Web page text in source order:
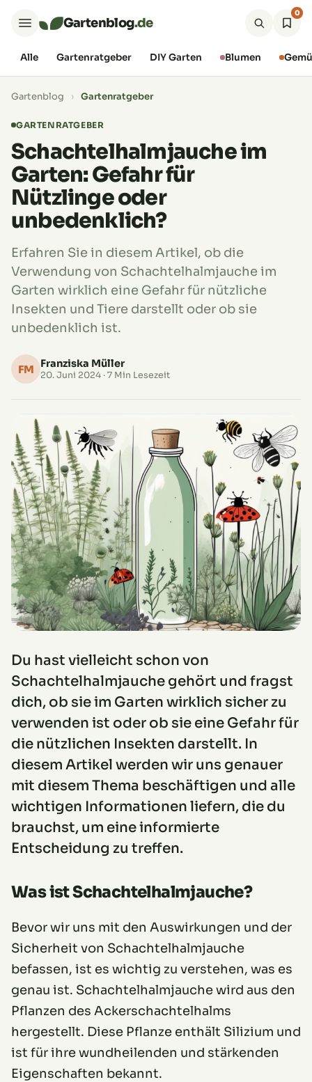
Gartenblog.de
0
Alle Gartenratgeber DIY Garten Blumen
Gartenblog › Gartenratgeber
GARTENRATGEBER
Schachtelhalmjauche im
Garten: Gefahr für
Nützlinge oder
unbedenklich?
Erfahren Sie in diesem Artikel, ob die
Verwendung von Schachtelhalmjauche im
Garten wirklich eine Gefahr für nützliche
Insekten und Tiere darstellt oder ob sie
unbedenklich ist.
FM Franziska Müller
20. Juni 2024 · 7 Min Lesezeit
Du hast vielleicht schon von
Schachtelhalmjauche gehört und fragst
dich, ob sie im Garten wirklich sicher zu
verwenden ist oder ob sie eine Gefahr für
die nützlichen Insekten darstellt. In
diesem Artikel werden wir uns genauer
mit diesem Thema beschäftigen und alle
wichtigen Informationen liefern, die du
brauchst, um eine informierte
Entscheidung zu treffen.
Was ist Schachtelhalmjauche?
Bevor wir uns mit den Auswirkungen und der
Sicherheit von Schachtelhalmjauche
befassen, ist es wichtig zu verstehen, was es
genau ist. Schachtelhalmjauche wird aus den
Pflanzen des Ackerschachtelhalms
hergestellt. Diese Pflanze enthält Silizium und
ist für ihre wundheilenden und stärkenden
Eigenschaften bekannt.